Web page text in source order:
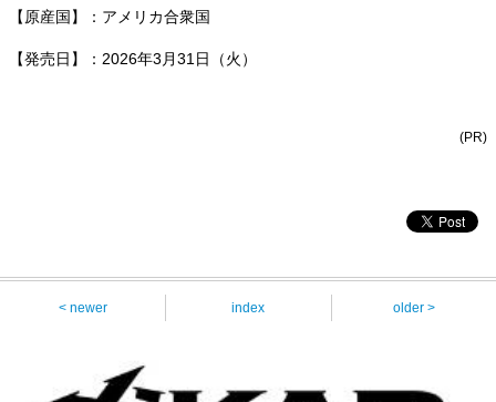
【原産国】：アメリカ合衆国
【発売日】：2026年3月31日（火）
(PR)
< newer index older >